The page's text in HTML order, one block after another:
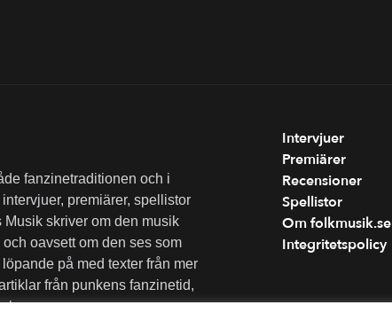
fanzinetraditionen och i
premiärer, spellistor
skriver om den musik
oavsett om den ses som
på med texter från mer
från punkens fanzinetid,
Intervjuer
Premiärer
Recensioner
Spellistor
Om folkmusik.se
Integritetspolicy